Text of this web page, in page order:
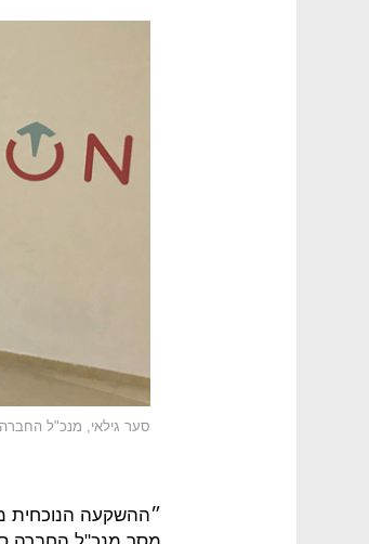
סער גילאי, מנכ"ל החברה
״ההשקעה הנוכחית